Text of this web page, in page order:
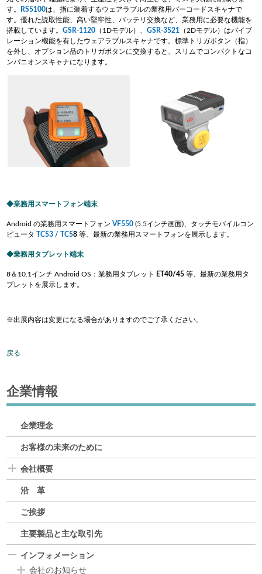
企業情報
企業理念
お客様の未来のために
会社概要
沿 革
ご挨拶
主要製品と主な取引先
インフォメーション
会社のお知らせ
す。
RS5100は、指に装着するウェアラブルの業務用バーコードスキャナで
す。優れた読取性能、高い堅牢性、バッテリ交換など、業務用に必要な機能を
搭載しています。GSR-1120 （1Dモデル）、GSR-3521
（2Dモデル）はバイブ
レーション機能を有したウェアラブルスキャナです。標準トリガボタン（指）
を外し、オプション品のトリガボタンに交換すると、スリムでコンパクトなコ
ンパニオンスキャナになります。
業務用スマートフォン端末
Android の業務用スマートフォンVF550 (5.5インチ画面)、タッチモバイルコン
ピュータTC53 / TC58 等、最新の業務用スマートフォンを展示します。
業務用タブレット端末
8＆10.1インチ Android OS：業務用タブレット ET40/45 等、最新の業務用タ
ブレットを展示します。
※出展内容は変更になる場合がありますのでご了承ください。
戻る